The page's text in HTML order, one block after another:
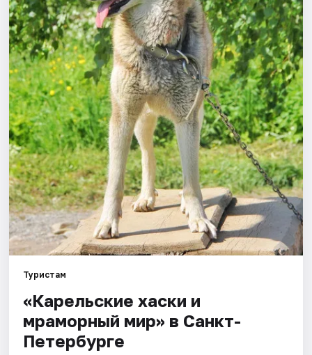
Города
Площадки
Артисты
Рейтинги
Туристам
«Карельские хаски и
мраморный мир» в Санкт-
Петербурге